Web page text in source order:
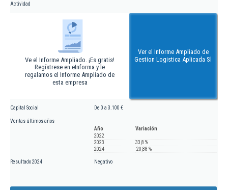
Actividad
Ve el Informe Ampliado. ¡Es gratis!
Regístrese en eInforma y le
regalamos el Informe Ampliado de
esta empresa
Ver el Informe Ampliado de
Gestion Logistica Aplicada Sl
Capital Social De 0 a 3.100 €
Ventas últimos años
Año
Variación
2022
2023
33,8 %
2024
-20,88 %
Resultado 2024 Negativo